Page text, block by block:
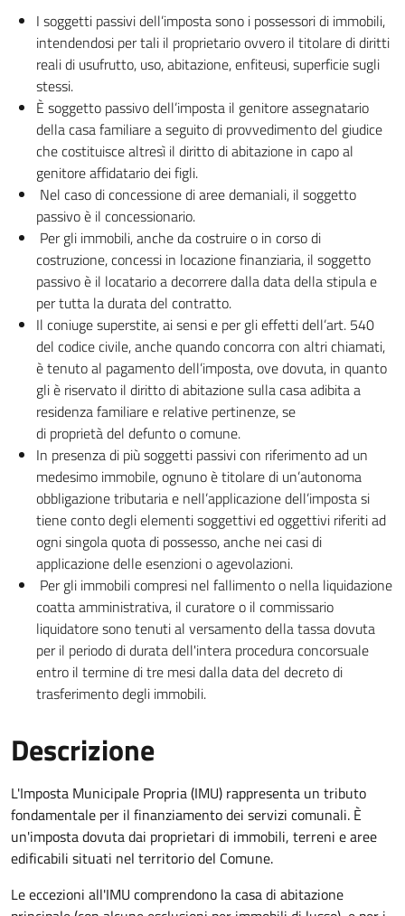
I soggetti passivi dell’imposta sono i possessori di immobili,
intendendosi per tali il proprietario ovvero il titolare di diritti
reali di usufrutto, uso, abitazione, enfiteusi, superficie sugli
stessi.
È soggetto passivo dell’imposta il genitore assegnatario
della casa familiare a seguito di provvedimento del giudice
che costituisce altresì il diritto di abitazione in capo al
genitore affidatario dei figli.
Nel caso di concessione di aree demaniali, il soggetto
passivo è il concessionario.
Per gli immobili, anche da costruire o in corso di
costruzione, concessi in locazione finanziaria, il soggetto
passivo è il locatario a decorrere dalla data della stipula e
per tutta la durata del contratto.
Il coniuge superstite, ai sensi e per gli effetti dell’art. 540
del codice civile, anche quando concorra con altri chiamati,
è tenuto al pagamento dell’imposta, ove dovuta, in quanto
gli è riservato il diritto di abitazione sulla casa adibita a
residenza familiare e relative pertinenze, se
di proprietà del defunto o comune.
In presenza di più soggetti passivi con riferimento ad un
medesimo immobile, ognuno è titolare di un’autonoma
obbligazione tributaria e nell’applicazione dell’imposta si
tiene conto degli elementi soggettivi ed oggettivi riferiti ad
ogni singola quota di possesso, anche nei casi di
applicazione delle esenzioni o agevolazioni.
Per gli immobili compresi nel fallimento o nella liquidazione
coatta amministrativa, il curatore o il commissario
liquidatore sono tenuti al versamento della tassa dovuta
per il periodo di durata dell'intera procedura concorsuale
entro il termine di tre mesi dalla data del decreto di
trasferimento degli immobili.
Descrizione
L'Imposta Municipale Propria (IMU) rappresenta un tributo
fondamentale per il finanziamento dei servizi comunali. È
un'imposta dovuta dai proprietari di immobili, terreni e aree
edificabili situati nel territorio del Comune.
Le eccezioni all'IMU comprendono la casa di abitazione